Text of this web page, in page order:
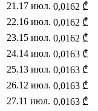
21 .17 июл. 0,0162 ₾
22.16 июл. 0,0162 ₾
23.15 июл. 0,0162 ₾
24.14 июл. 0,0163 ₾
25.13 июл. 0,0163 ₾
26.12 июл. 0,0163 ₾
27.11 июл. 0,0163 ₾